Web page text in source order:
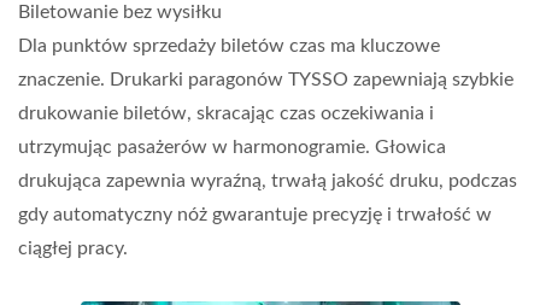
Biletowanie bez wysiłku
Dla punktów sprzedaży biletów czas ma kluczowe
znaczenie. Drukarki paragonów TYSSO zapewniają szybkie
drukowanie biletów, skracając czas oczekiwania i
utrzymując pasażerów w harmonogramie. Głowica
drukująca zapewnia wyraźną, trwałą jakość druku, podczas
gdy automatyczny nóż gwarantuje precyzję i trwałość w
ciągłej pracy.